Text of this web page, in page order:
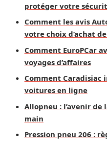
protéger votre
Comment les avis
votre choix d’achat
Comment EuroPCar
voyages d’affaires
Comment Caradisiac
voitures en ligne
Allopneu : l’avenir
main
Pression pneu 206 :